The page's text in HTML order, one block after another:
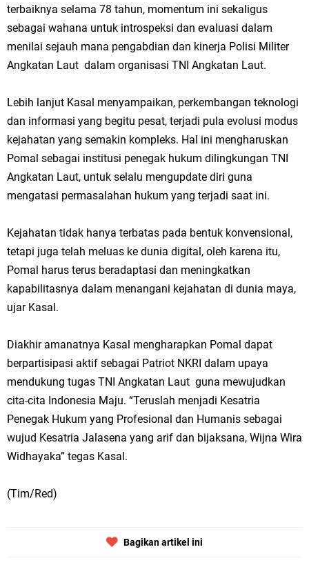
terbaiknya selama 78 tahun, momentum ini sekaligus
sebagai wahana untuk introspeksi dan evaluasi dalam
menilai sejauh mana pengabdian dan kinerja Polisi Militer
Angkatan Laut dalam organisasi TNI Angkatan Laut.
Lebih lanjut Kasal menyampaikan, perkembangan teknologi
dan informasi yang begitu pesat, terjadi pula evolusi modus
kejahatan yang semakin kompleks. Hal ini mengharuskan
Pomal sebagai institusi penegak hukum dilingkungan TNI
Angkatan Laut, untuk selalu mengupdate diri guna
mengatasi permasalahan hukum yang terjadi saat ini.
Kejahatan tidak hanya terbatas pada bentuk konvensional,
tetapi juga telah meluas ke dunia digital, oleh karena itu,
Pomal harus terus beradaptasi dan meningkatkan
kapabilitasnya dalam menangani kejahatan di dunia maya,
ujar Kasal.
Diakhir amanatnya Kasal mengharapkan Pomal dapat
berpartisipasi aktif sebagai Patriot NKRI dalam upaya
mendukung tugas TNI Angkatan Laut guna mewujudkan
cita-cita Indonesia Maju. “Teruslah menjadi Kesatria
Penegak Hukum yang Profesional dan Humanis sebagai
wujud Kesatria Jalasena yang arif dan bijaksana, Wijna Wira
Widhayaka” tegas Kasal.
(Tim/Red)
Bagikan artikel ini